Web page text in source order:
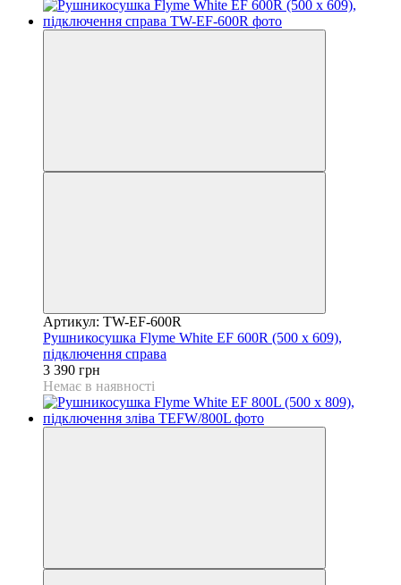
Артикул: TW-EF-600R
Рушникосушка Flyme White EF 600R (500 х 609),
підключення справа
3 390 грн
Немає в наявності